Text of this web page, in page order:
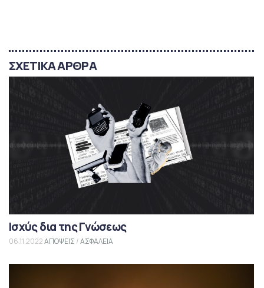
ΣΧΕΤΙΚΑ ΑΡΘΡΑ
Ισχύς δια της Γνώσεως
06.11.2022ΑΠΟΨΕΙΣ /ΑΣΦΑΛΕΙΑ